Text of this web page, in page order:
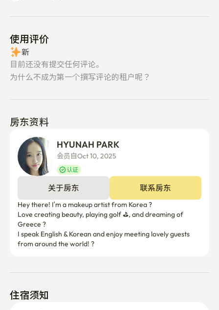
使用评价
新
目前还没有提交任何评论。
为什么不成为第一个撰写评论的租户呢？
房东资料
HYUNAH PARK
会员自Oct 10, 2025
认证
关于房东 联系房东
Hey there! I’m a makeup artist from Korea ?
Love creating beauty, playing golf ⛳, and dreaming of
Greece ?️
I speak English & Korean and enjoy meeting lovely guests
住宿须知